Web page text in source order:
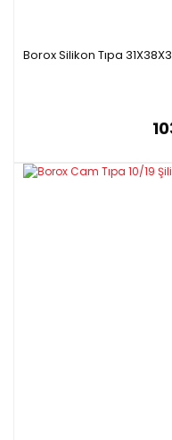
Borox Silikon Tıpa